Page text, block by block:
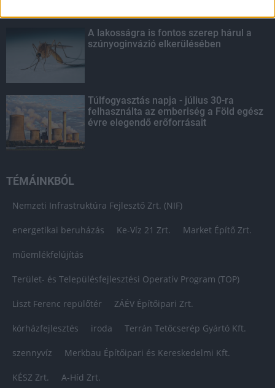
A lakosságra is fontos szerep hárul a
szúnyoginvázió elkerülésében
Túlfogyasztás napja - július 30-ra
felhasználta az emberiség a Föld egész
évre elegendő erőforrásait
TÉMÁINKBÓL
Nemzeti Infrastruktúra Fejlesztő Zrt. (NIF)
energetikai beruházás Ke-Víz 21 Zrt. Market Építő Zrt.
műemlékfelújítás
Terület- és Településfejlesztési Operatív Program (TOP)
Liszt Ferenc repülőtér ZÁÉV Építőipari Zrt.
kórházfejlesztés iroda Terrán Tetőcserép Gyártó Kft.
szennyvíz Merkbau Építőipari és Kereskedelmi Kft.
KÉSZ Zrt. A-Híd Zrt.